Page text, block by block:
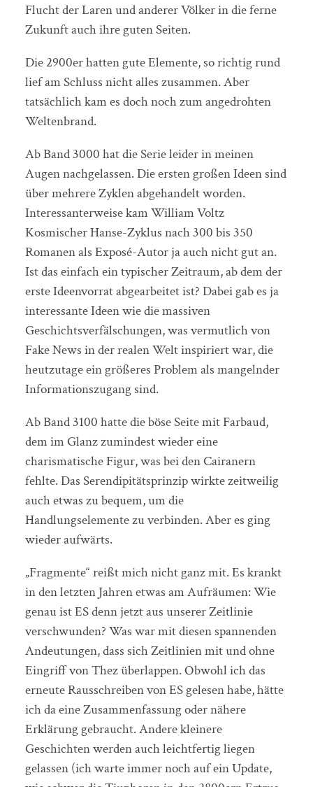
Flucht der Laren und anderer Völker in die ferne
Zukunft auch ihre guten Seiten.
Die 2900er hatten gute Elemente, so richtig rund
lief am Schluss nicht alles zusammen. Aber
tatsächlich kam es doch noch zum angedrohten
Weltenbrand.
Ab Band 3000 hat die Serie leider in meinen
Augen nachgelassen. Die ersten großen Ideen sind
über mehrere Zyklen abgehandelt worden.
Interessanterweise kam William Voltz
Kosmischer Hanse-Zyklus nach 300 bis 350
Romanen als Exposé-Autor ja auch nicht gut an.
Ist das einfach ein typischer Zeitraum, ab dem der
erste Ideenvorrat abgearbeitet ist? Dabei gab es ja
interessante Ideen wie die massiven
Geschichtsverfälschungen, was vermutlich von
Fake News in der realen Welt inspiriert war, die
heutzutage ein größeres Problem als mangelnder
Informationszugang sind.
Ab Band 3100 hatte die böse Seite mit Farbaud,
dem im Glanz zumindest wieder eine
charismatische Figur, was bei den Cairanern
fehlte. Das Serendipitätsprinzip wirkte zeitweilig
auch etwas zu bequem, um die
Handlungselemente zu verbinden. Aber es ging
wieder aufwärts.
„Fragmente“ reißt mich nicht ganz mit. Es krankt
in den letzten Jahren etwas am Aufräumen: Wie
genau ist ES denn jetzt aus unserer Zeitlinie
verschwunden? Was war mit diesen spannenden
Andeutungen, dass sich Zeitlinien mit und ohne
Eingriff von Thez überlappen. Obwohl ich das
erneute Rausschreiben von ES gelesen habe, hätte
ich da eine Zusammenfassung oder nähere
Erklärung gebraucht. Andere kleinere
Geschichten werden auch leichtfertig liegen
gelassen (ich warte immer noch auf ein Update,